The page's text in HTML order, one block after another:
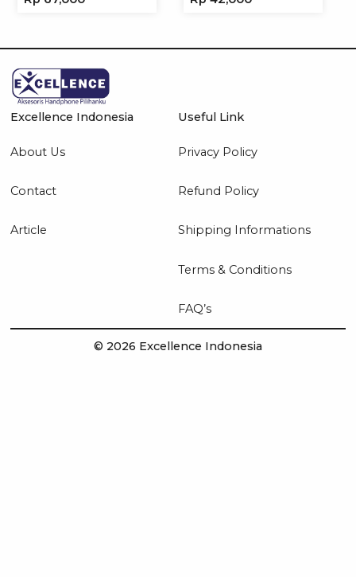
Handphone
Excellence Indonesia
About Us
Contact
Article
Useful Link
Privacy Policy
Refund Policy
Shipping Informations
Terms & Conditions
FAQ’s
© 2026 Excellence Indonesia